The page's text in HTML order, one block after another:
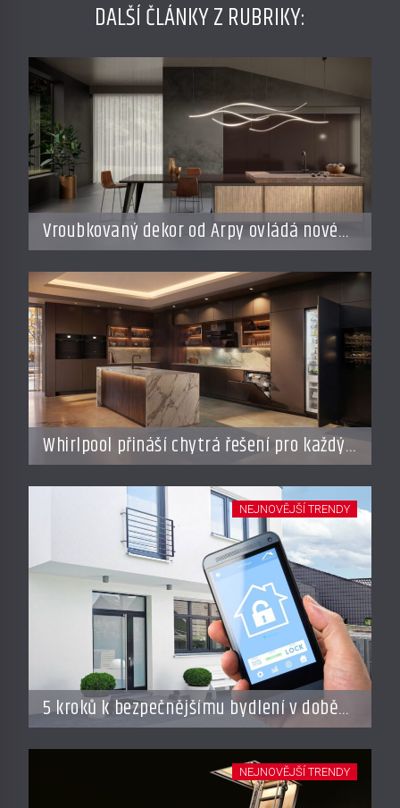
DALŠÍ ČLÁNKY Z RUBRIKY:
Vroubkovaný dekor od Arpy ovládá nové
interiéry
Whirlpool přináší chytrá řešení pro každý
styl vaření
5 kroků k bezpečnějšímu bydlení v době
dovolené
NEJNOVĚJŠÍ TRENDY
NEJNOVĚJŠÍ TRENDY